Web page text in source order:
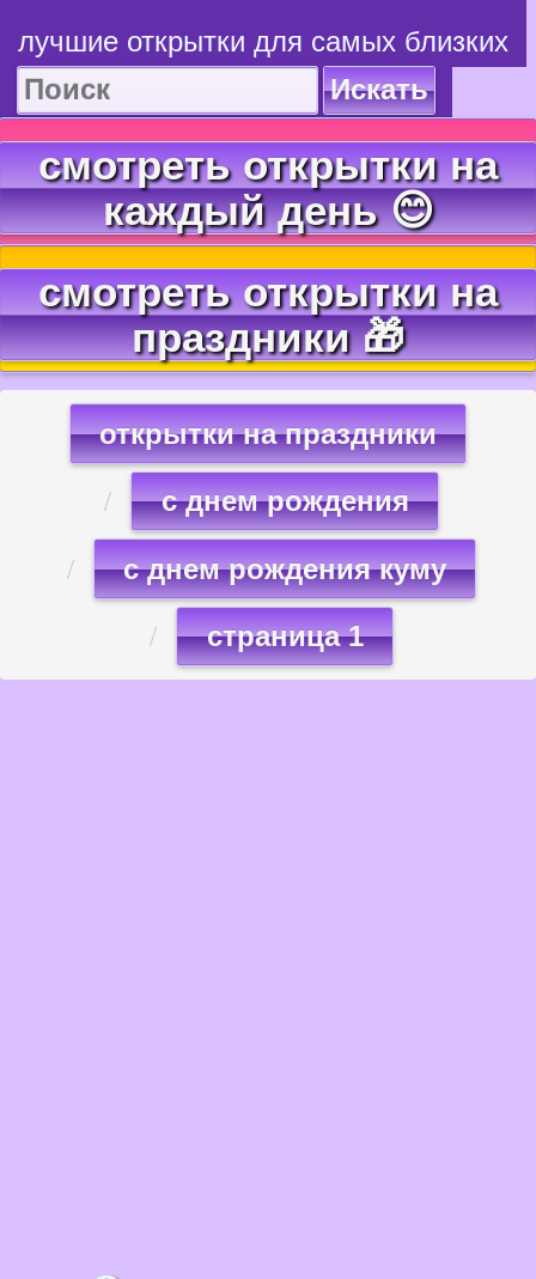
лучшие открытки для самых близких
Искать
смотреть открытки на
каждый день 😊
смотреть открытки на
праздники 🎁
открытки на праздники
с днем рождения
с днем рождения куму
страница 1